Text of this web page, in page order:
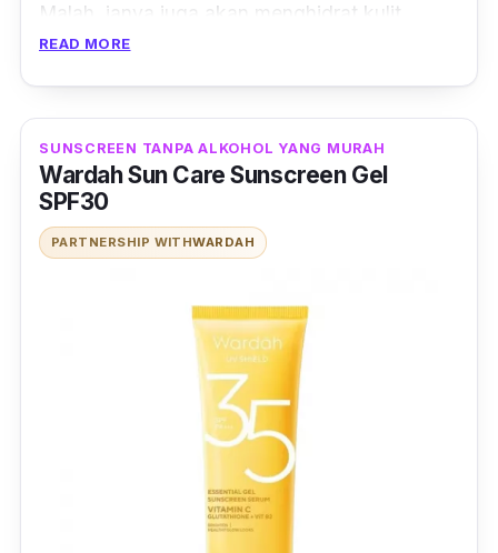
Malah, ianya juga akan menghidrat kulit
dalam masa yang samaseperti sunscreen
melembap.
READ MORE
SUNSCREEN TANPA ALKOHOL YANG MURAH
Wardah Sun Care Sunscreen Gel
SPF30
PARTNERSHIP WITHWARDAH